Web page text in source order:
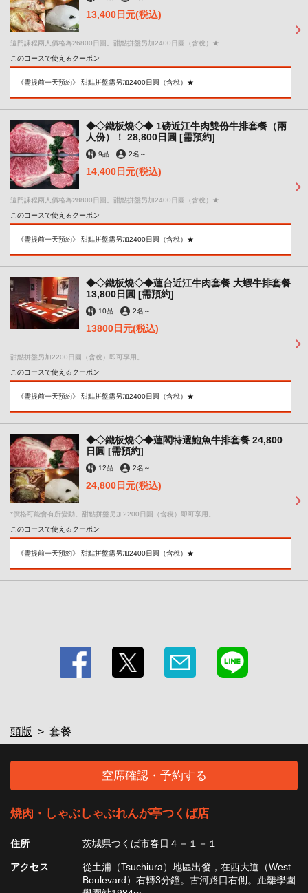
13,400日元(税込)
這門課程兩人價格為26800日圓。甜點拼盤另加2400日圓（含稅）★
このコースで使えるクーポン
《需提前一天預約》 甜點拼盤需另加2400日圓（含稅）★
◆◇鐵板燒◇◆ 1磅近江牛肉雙份牛排套餐（兩
人份）！ 28,800日圓 [需預約]
9品 2名 ～
14,400日元(税込)
這門課程兩人價格為28800日圓。甜點拼盤另加2400日圓（含稅）★
このコースで使えるクーポン
《需提前一天預約》 甜點拼盤需另加2400日圓（含稅）★
◆◇鐵板燒◇◆蓮台近江牛肉套餐 大蝦牛排套餐
13,800日圓 [需預約]
10品 2名 ～
13800日元(税込)
甜點拼盤另加2200日圓（含稅）即可享用。
このコースで使えるクーポン
《需提前一天預約》 甜點拼盤需另加2400日圓（含稅）★
◆◇鐵板燒◇◆蓮閣特選鮑魚牛排套餐 24,800
日圓 [需預約]
12品 2名 ～
24,800日元(税込)
*價格可能會有所變動。甜點拼盤另加2200日圓（含稅）即可享用。
このコースで使えるクーポン
《需提前一天預約》 甜點拼盤需另加2400日圓（含稅）★
頭版 套餐
空席確認・予約する
焼肉・しゃぶしゃぶれんが亭つくば店
住所 茨城県つくば市春日４－１－１
アクセス
從土浦（Tsuchiura）地區出發，在西大道（West
Boulevard）右轉3分鐘。古河路口右側。距離學園